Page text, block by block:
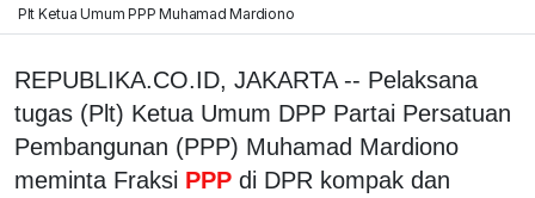
Plt Ketua Umum PPP Muhamad Mardiono
REPUBLIKA.CO.ID, JAKARTA -- Pelaksana
tugas (Plt) Ketua Umum DPP Partai Persatuan
Pembangunan (PPP) Muhamad Mardiono
meminta Fraksi PPP di DPR kompak dan